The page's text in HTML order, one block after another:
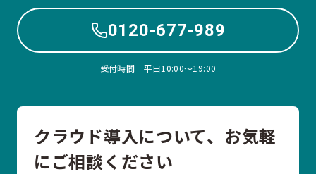
0120-677-989
受付時間 平日10:00〜19:00
クラウド導入について、お気軽
にご相談ください